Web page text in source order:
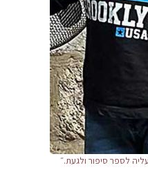
לספר סיפור ולגעת.״